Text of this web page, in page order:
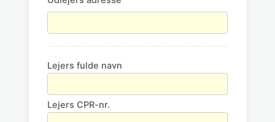
Lejers fulde navn
Lejers CPR-nr.